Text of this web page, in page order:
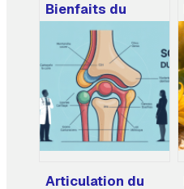
Bienfaits du
coenzyme q10 :
ce qu’il faut
vraiment savoir
pour en profiter
Articulation du